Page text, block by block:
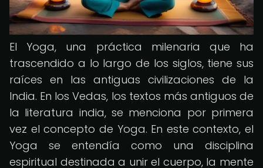
El Yoga, una práctica milenaria que ha
trascendido a lo largo de los siglos, tiene sus
raíces en las antiguas civilizaciones de la
India. En los Vedas, los textos más antiguos de
la literatura india, se menciona por primera
vez el concepto de Yoga. En este contexto, el
Yoga se entendía como una disciplina
espiritual destinada a unir el cuerpo, la mente